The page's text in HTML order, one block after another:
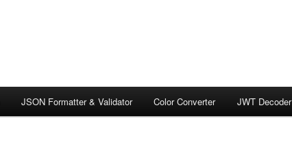
JSON Formatter & Validator Color Converter JWT Decoder